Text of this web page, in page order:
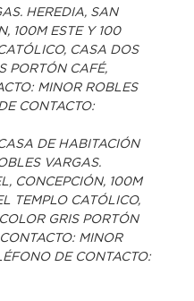
HEREDIA, SAN
100M ESTE Y 100
CASA DOS
PORTÓN CAFÉ,
MINOR ROBLES
CONTACTO:
DE HABITACIÓN
VARGAS.
CONCEPCIÓN, 100M
TEMPLO CATÓLICO,
GRIS PORTÓN
MINOR
DE CONTACTO: